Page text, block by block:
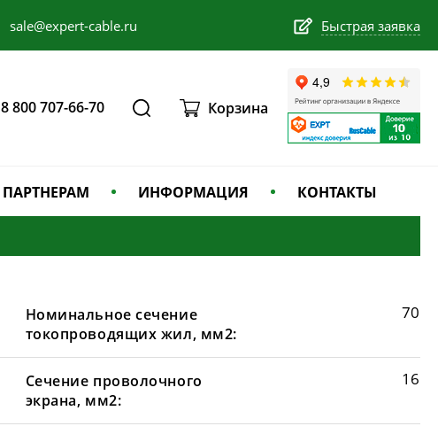
sale@expert-cable.ru Быстрая заявка
8 800 707-66-70 Корзина
ПАРТНЕРАМ ИНФОРМАЦИЯ КОНТАКТЫ
Номинальное сечение
токопроводящих жил, мм2:
70
Сечение проволочного
экрана, мм2:
16